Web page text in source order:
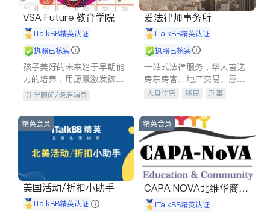
VSA Future 教育学院
iTalkBB精英认证
执照已核实
孩子美好的未来始于早期能
力的培养，用愿景激发孩子
的学习潜力和动力。理念：
拥有成长型心态是成功的基
石。
升学顾问/课后辅导
爱法律师事务所
iTalkBB精英认证
执照已核实
一站式法律服务，华人首选.
房东房客、地产交易、意外
伤害、车祸重伤、商业诉
建筑合同、刑事案件全包办
人身伤害 移民
刑事
信托/遗嘱
商业
索赔
律师-其它 保释
精英会员
美国活动/折扣小助手
iTalkBB精英认证
精英会员
CAPA NOVA北维华裔家
长会iTalkBB精英认证